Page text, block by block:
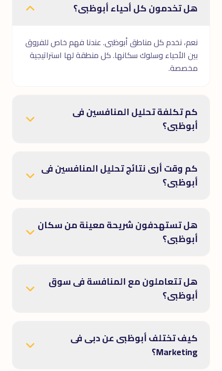
هل تخدمون كل أحياء أبوظبى؟
نعم، نخدم كل مناطق أبوظبى. عندنا فهم خاص للفروق
بين الأحياء وسلوك سكانها. كل منطقة لها استراتيجية
مخصصة.
كم تكلفة تحليل المنافسين فى
أبوظبى؟
كم وقت أرى نتائج تحليل المنافسين فى
أبوظبى؟
هل تستهدفون شريحة معينة من سكان
أبوظبى؟
هل تتعاملون مع المنافسة فى سوق
أبوظبى؟
كيف تختلف أبوظبى عن دبى فى
Marketing؟